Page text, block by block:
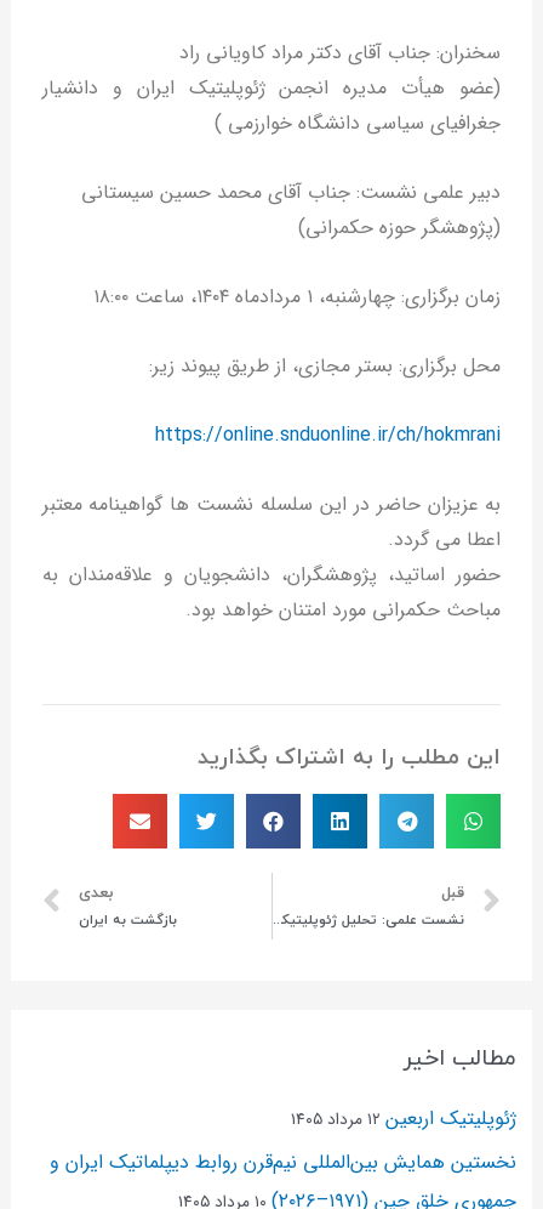
سخنران: جناب آقای دکتر مراد کاویانی راد
(عضو هیأت مدیره انجمن ژئوپلیتیک ایران و دانشیار
جغرافیای سیاسی دانشگاه خوارزمی )
دبیر علمی نشست: جناب آقای محمد حسین سیستانی
(پژوهشگر حوزه حکمرانی)
زمان برگزاری: چهارشنبه، ۱ مردادماه ۱۴۰۴، ساعت ۱۸:۰۰
محل برگزاری: بستر مجازی، از طریق پیوند زیر:
https://online.snduonline.ir/ch/hokmrani
به عزیزان حاضر در این سلسله نشست ها گواهینامه معتبر
اعطا می گردد.
حضور اساتید، پژوهشگران، دانشجویان و علاقه‌مندان به
مباحث حکمرانی مورد امتنان خواهد بود.
این مطلب را به اشتراک بگذارید
قبل
نشست علمی: تحلیل ژئوپلیتیکی تحولات سوریه و رویکرد بازیگران منطقه ای و فرامنطقه ای
بعدی
بازگشت به ایران
مطالب اخیر
ژئوپلیتیک اربعین ۱۲ مرداد ۱۴۰۵
نخستین همایش بین‌المللی نیم‌قرن روابط دیپلماتیک ایران و
جمهوری خلق چین (۱۹۷۱–۲۰۲۶)
۱۰ مرداد ۱۴۰۵